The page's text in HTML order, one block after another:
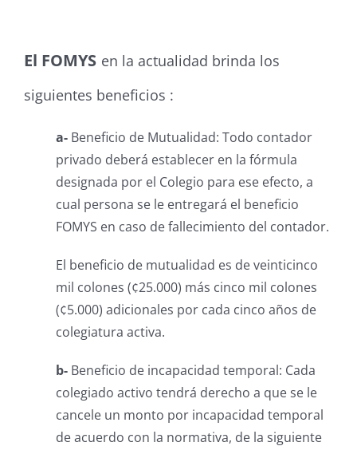
El FOMYS en la actualidad brinda los
siguientes beneficios :
a-Beneficio de Mutualidad: Todo contador
privado deberá establecer en la fórmula
designada por el Colegio para ese efecto, a
cual persona se le entregará el beneficio
FOMYS en caso de fallecimiento del contador.
El beneficio de mutualidad es de veinticinco
mil colones (¢25.000) más cinco mil colones
(¢5.000) adicionales por cada cinco años de
colegiatura activa.
b-Beneficio de incapacidad temporal: Cada
colegiado activo tendrá derecho a que se le
cancele un monto por incapacidad temporal
de acuerdo con la normativa, de la siguiente